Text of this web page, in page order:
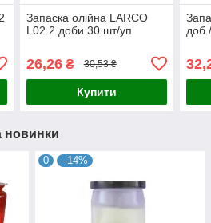
Запаска олійна LARCO
L02 2 доби 30 шт/уп
26,26₴ 30,53 ₴
Купити
доб
новинки
0 –14%